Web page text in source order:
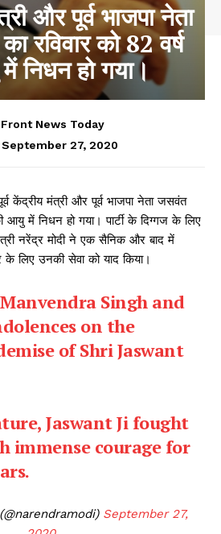
और पूर्व भाजपा नेता
रविवार को 82 वर्ष
निधन हो गया।
Front News Today
September 27, 2020
केंद्रीय मंत्री और पूर्व भाजपा नेता जसवंत
आयु में निधन हो गया। पार्टी के दिग्गज के लिए
नरेंद्र मोदी ने एक सैनिक और बाद में
लिए उनकी सेवा को याद किया।
Singh and
on the
of Shri Jaswant
Jaswant Ji fought
immense courage for
September 27,